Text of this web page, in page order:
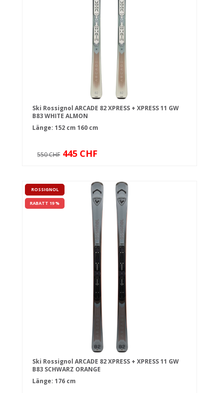
Ski Rossignol ARCADE 82 XPRESS + XPRESS 11 GW
B83 WHITE ALMON
Länge: 152 cm 160 cm
550 CHF 445 CHF
ROSSIGNOL
RABATT 19 %
Ski Rossignol ARCADE 82 XPRESS + XPRESS 11 GW
B83 SCHWARZ ORANGE
Länge: 176 cm